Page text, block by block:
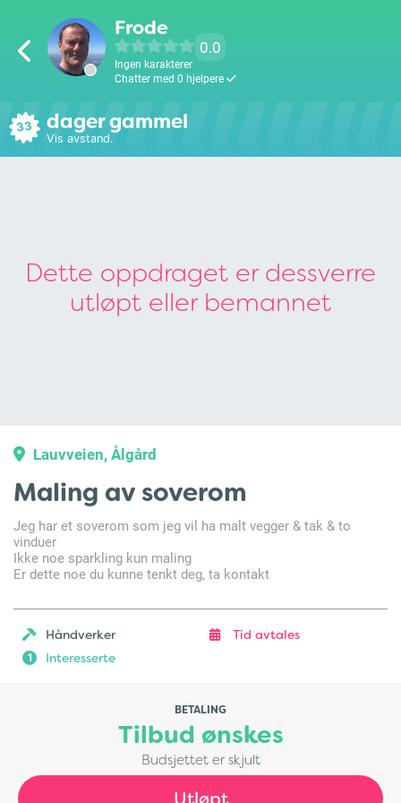
Frode
0.0
Ingen karakterer
Chatter med 0 hjelpere
33 dager gammel
Vis avstand.
Dette oppdraget er dessverre
utløpt eller bemannet
Lauvveien, Ålgård
Maling av soverom
Jeg har et soverom som jeg vil ha malt vegger & tak & to
vinduer
Ikke noe sparkling kun maling
Er dette noe du kunne tenkt deg, ta kontakt
Håndverker Tid avtales
1 Interesserte
BETALING
Tilbud ønskes
Budsjettet er skjult